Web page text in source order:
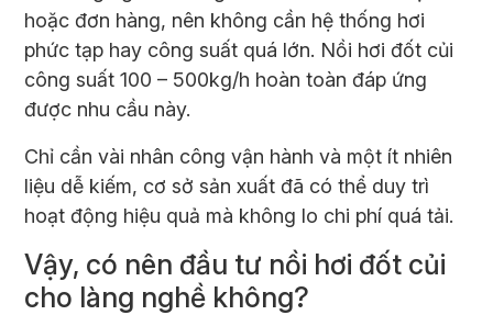
hoặc đơn hàng, nên không cần hệ thống hơi
phức tạp hay công suất quá lớn. Nồi hơi đốt củi
công suất 100 – 500kg/h hoàn toàn đáp ứng
được nhu cầu này.
Chỉ cần vài nhân công vận hành và một ít nhiên
liệu dễ kiếm, cơ sở sản xuất đã có thể duy trì
hoạt động hiệu quả mà không lo chi phí quá tải.
Vậy, có nên đầu tư nồi hơi đốt củi
cho làng nghề không?